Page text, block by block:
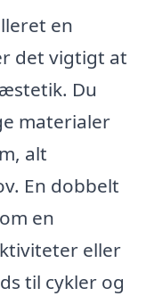
en
det vigtigt at
Du
materialer
alt
En dobbelt
en
eller
til cykler og